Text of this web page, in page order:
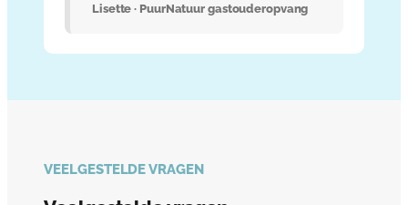
Lisette · PuurNatuur gastouderopvang
VEELGESTELDE VRAGEN